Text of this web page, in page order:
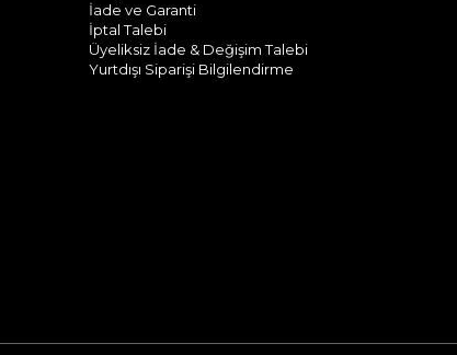
İade ve Garanti
İptal Talebi
Üyeliksiz İade & Değişim Talebi
Yurtdışı Siparişi Bilgilendirme